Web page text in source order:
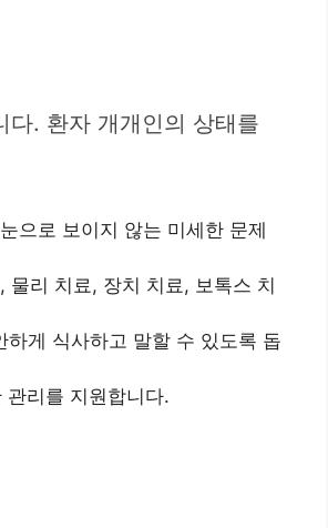
. 환자 개개인의 상태를
으로 보이지 않는 미세한 문제
리 치료, 장치 치료, 보톡스 치
게 식사하고 말할 수 있도록 돕
리를 지원합니다.